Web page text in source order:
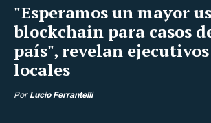
"Esperamos un mayor
blockchain para casos
país", revelan
locales
Por Lucio Ferrantelli